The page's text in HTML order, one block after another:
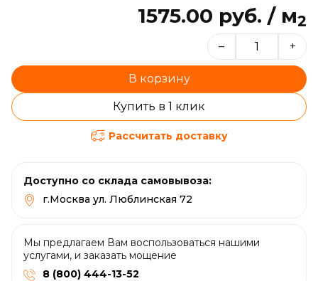
1575.00 руб. / м2
– +
В корзину
Купить в 1 клик
Рассчитать доставку
Доступно со склада самовывоза:
г.Москва ул. Люблинская 72
Мы предлагаем Вам воспользоваться нашими
услугами, и заказать мощение
8 (800) 444-13-52